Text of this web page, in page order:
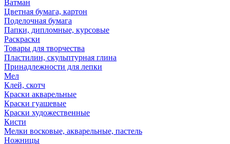
Ватман
Цветная бумага, картон
Поделочная бумага
Папки, дипломные, курсовые
Раскраски
Товары для творчества
Пластилин, скульптурная глина
Принадлежности для лепки
Мел
Клей, скотч
Краски акварельные
Краски гуашевые
Краски художественные
Кисти
Мелки восковые, акварельные, пастель
Ножницы